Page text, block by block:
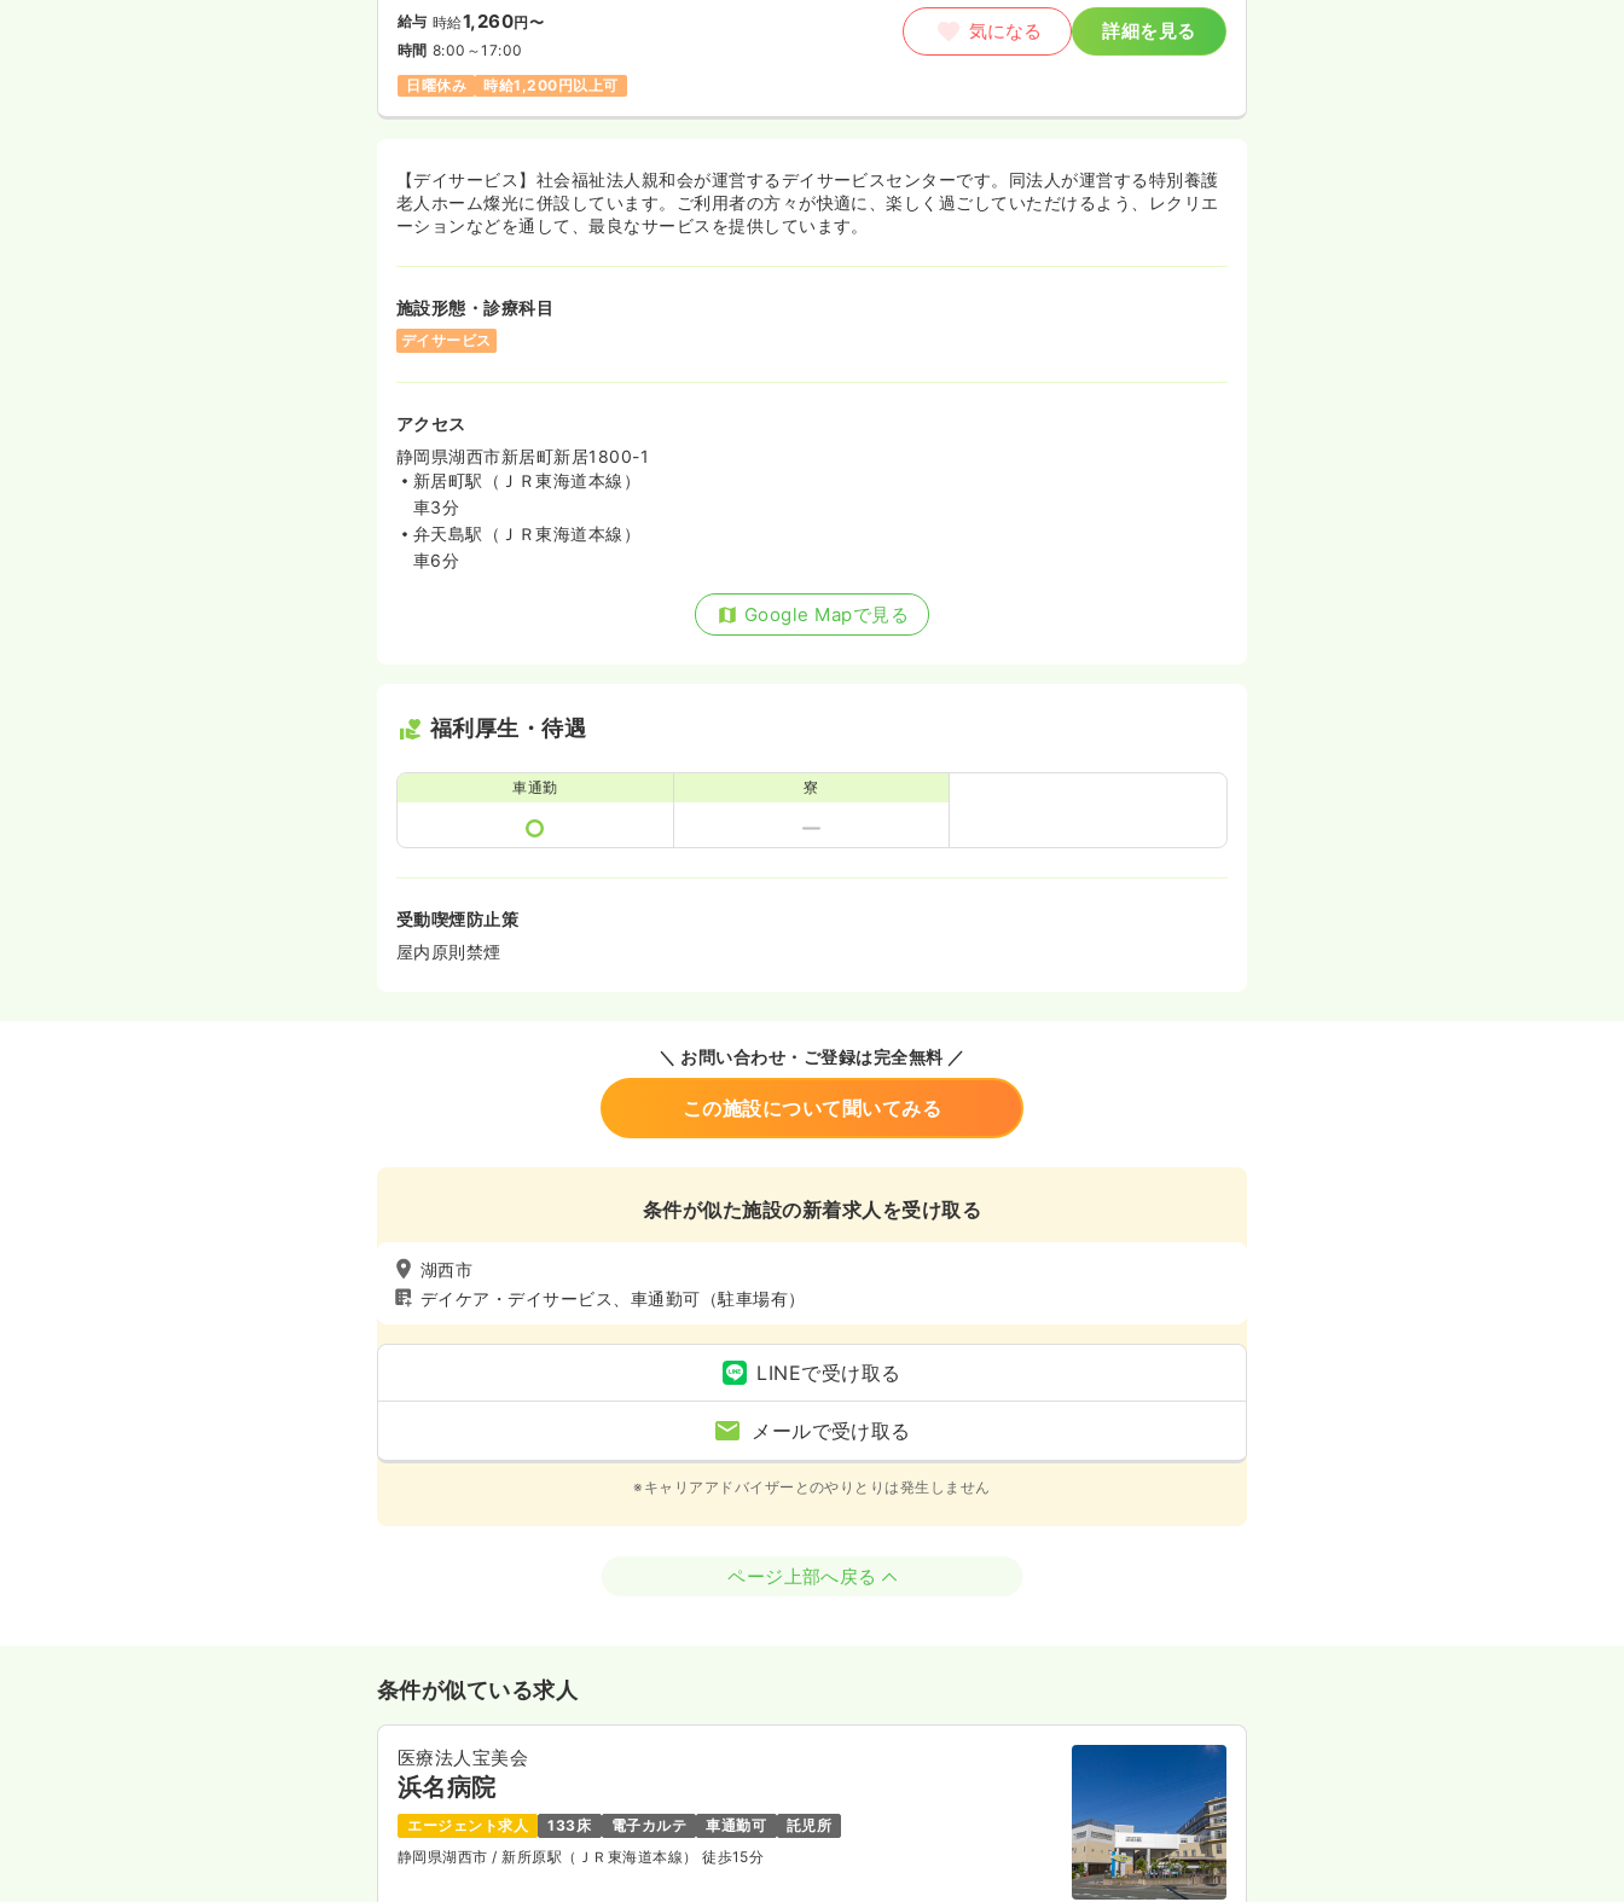
給与 時給1,260円〜
時間 8:00～17:00
日曜休み
時給1,200円以上可
気になる 詳細を見る
【デイサービス】社会福祉法人親和会が運営するデイサービスセンターです。同法人が運営する特別養護
老人ホーム燦光に併設しています。ご利用者の方々が快適に、楽しく過ごしていただけるよう、レクリエ
ーションなどを通して、最良なサービスを提供しています。
施設形態・診療科目
デイサービス
アクセス
静岡県湖西市新居町新居1800-1
新居町駅（ＪＲ東海道本線）
車3分
弁天島駅（ＪＲ東海道本線）
車6分
Google Mapで見る
福利厚生・待遇
車通勤 寮
受動喫煙防止策
屋内原則禁煙
＼ お問い合わせ・ご登録は完全無料 ／
この施設について聞いてみる
条件が似た施設の新着求人を受け取る
湖西市
デイケア・デイサービス、車通勤可（駐車場有）
LINEで受け取る
メールで受け取る
※キャリアアドバイザーとのやりとりは発生しません
ページ上部へ戻る
条件が似ている求人
医療法人宝美会
浜名病院
エージェント求人 133床 電子カルテ 車通勤可
託児所
静岡県湖西市/ 新所原駅（ＪＲ東海道本線） 徒歩15分